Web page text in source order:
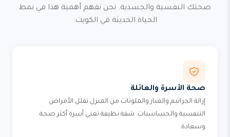
صحتك النفسية والجسدية. نحن نفهم أهمية هذا في نمط
الحياة الحديثة في الكويت.
صحة الأسرة والعائلة
إزالة الجراثيم والغبار والملوثات من المنزل تقلل الأمراض
التنفسية والحساسيات. شقة نظيفة تعني أسرة أكثر صحة
وسعادة.